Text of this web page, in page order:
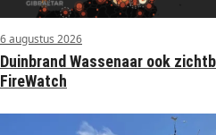
6 augustus 2026
Duinbrand Wassenaar ook
FireWatch